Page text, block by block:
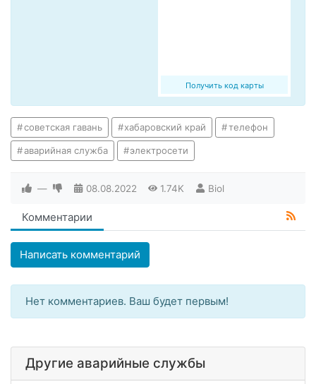
Получить код карты
советская гавань хабаровский край телефон
аварийная служба электросети
— 08.08.2022 1.74K Biol
Комментарии
Написать комментарий
Нет комментариев. Ваш будет первым!
Другие аварийные службы